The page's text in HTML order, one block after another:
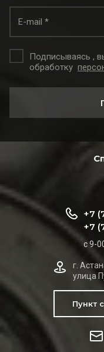
Подписываясь ,
обработку
+7
+7
с 9-
г.
улица
Пункт